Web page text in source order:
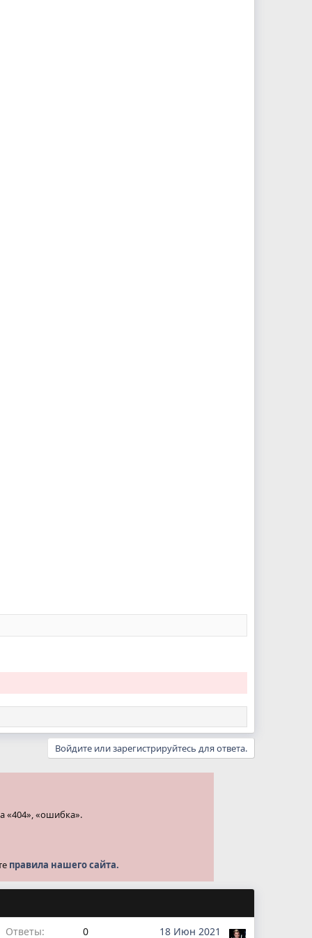
Войдите или зарегистрируйтесь для ответа.
«404», «ошибка».
правила нашего сайта.
Ответы 0 18 Июн 2021